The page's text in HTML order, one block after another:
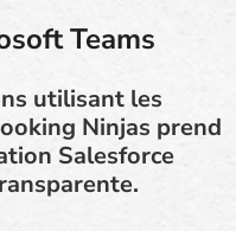
Teams
utilisant les
Ninjas prend
Salesforce